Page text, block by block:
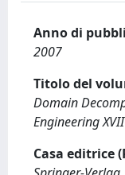
Anno di
2007
Titolo del
Domain
Engineering XVII
Casa editrice